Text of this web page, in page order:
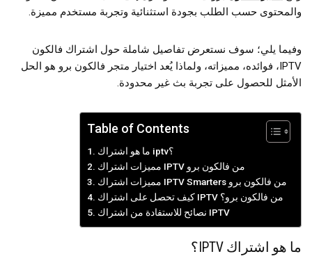
والمحتوى حسب الطلب بجودة استثنائية وتجربة مستخدم مميزة.
وفيما يلي؛ سوف نستعرض تفاصيل شاملة حول اشتراك فالكون
IPTV، فوائده، مميزاته، ولماذا يُعد اختيار متجر فالكون برو هو الحل
الأمثل للحصول على تجربة بث غير محدودة.
Table of Contents
ما هو اشتراك iptv؟
مميزات اشتراك IPTV من فالكون برو
مميزات اشتراك IPTV Smarters من فالكون برو
كيف تحصل على اشتراك IPTV من فالكون برو؟
نصائح للاستفادة من اشتراك IPTV
ما هو اشتراك IPTV؟